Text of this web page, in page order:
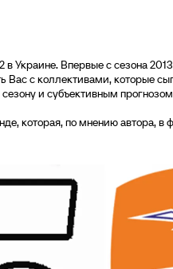
Украине. Впервые с сезона
с коллективами, которые
и субъективным
которая, по мнению автора, в